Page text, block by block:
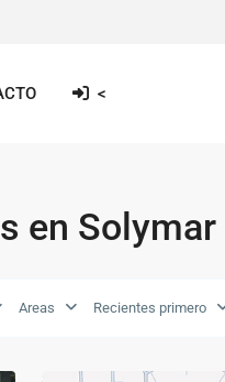
<
en Solymar
Areas Recientes primero